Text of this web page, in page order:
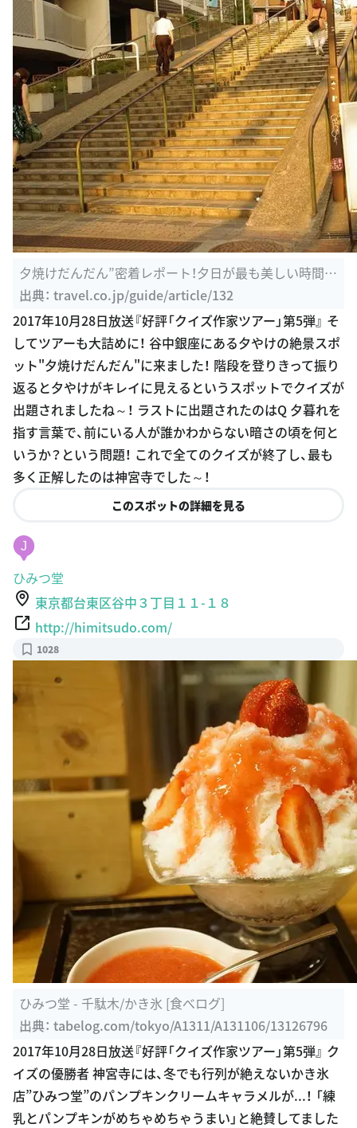
夕焼けだんだん”密着レポート！夕日が最も美しい時間帯
は？ | 東京都 ...
出典： travel.co.jp/guide/article/132
2017年10月28日放送『好評「クイズ作家ツアー」第5弾』 そ
してツアーも大詰めに！ 谷中銀座にある夕やけの絶景スポ
ット"夕焼けだんだん"に来ました！ 階段を登りきって振り
返ると夕やけがキレイに見えるというスポットでクイズが
出題されましたね～！ ラストに出題されたのはQ 夕暮れを
指す言葉で、前にいる人が誰かわからない暗さの頃を何と
いうか？という問題！ これで全てのクイズが終了し、最も
多く正解したのは神宮寺でした～！
このスポットの詳細を見る
J
ひみつ堂
東京都台東区谷中３丁目１１-１８
http://himitsudo.com/
1028
ひみつ堂 - 千駄木/かき氷 [食べログ]
出典： tabelog.com/tokyo/A1311/A131106/13126796
2017年10月28日放送『好評「クイズ作家ツアー」第5弾』 ク
イズの優勝者 神宮寺には、冬でも行列が絶えないかき氷
店”ひみつ堂”のパンプキンクリームキャラメルが...！ 「練
乳とパンプキンがめちゃめちゃうまい」と絶賛してました